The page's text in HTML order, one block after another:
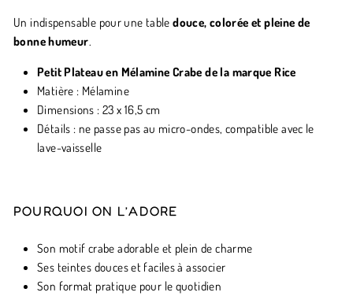
Un indispensable pour une tabledouce, colorée et pleine de
bonne humeur.
Petit Plateau en Mélamine Crabe de la marque Rice
Matière : Mélamine
Dimensions : 23 x 16,5 cm
Détails : ne passe pas au micro-ondes, compatible avec le
lave-vaisselle
POURQUOI ON L’ADORE
Son motif crabe adorable et plein de charme
Ses teintes douces et faciles à associer
Son format pratique pour le quotidien